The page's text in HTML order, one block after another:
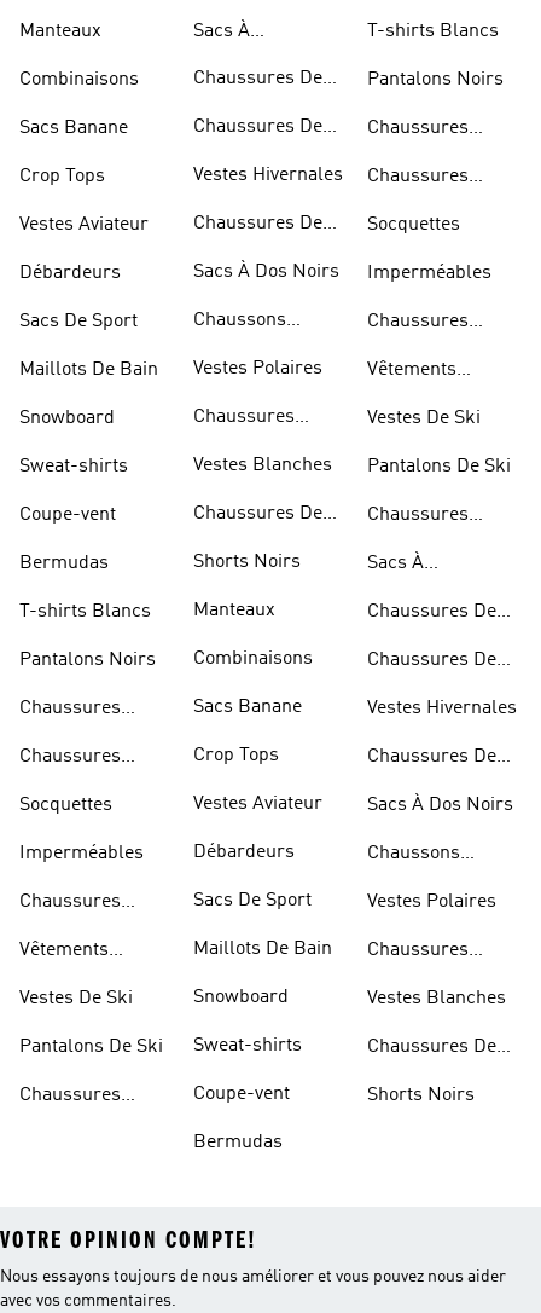
Manteaux
Combinaisons
Sacs Banane
Crop Tops
Vestes Aviateur
Débardeurs
Sacs De Sport
Maillots De Bain
Snowboard
Sweat-shirts
Coupe-vent
Bermudas
T-shirts Blancs
Pantalons Noirs
Chaussures
Chaussures
Socquettes
Imperméables
Chaussures
Vêtements
Vestes De Ski
Pantalons De Ski
Chaussures
Sacs À
Chaussures De
Chaussures De
Vestes Hivernales
Chaussures De
Sacs À Dos Noirs
Chaussons
Vestes Polaires
Chaussures
Vestes Blanches
Chaussures De
Shorts Noirs
Manteaux
Combinaisons
Sacs Banane
Crop Tops
Vestes Aviateur
Débardeurs
Sacs De Sport
Maillots De Bain
Snowboard
Sweat-shirts
Coupe-vent
Bermudas
T-shirts Blancs
Pantalons Noirs
Chaussures
Chaussures
Socquettes
Imperméables
Chaussures
Vêtements
Vestes De Ski
Pantalons De Ski
Chaussures
Sacs À
Chaussures De
Chaussures De
Vestes Hivernales
Chaussures De
Sacs À Dos Noirs
Chaussons
Vestes Polaires
Chaussures
Vestes Blanches
Chaussures De
Shorts Noirs
VOTRE OPINION COMPTE!
Nous essayons toujours de nous améliorer et vous pouvez nous aider
avec vos commentaires.